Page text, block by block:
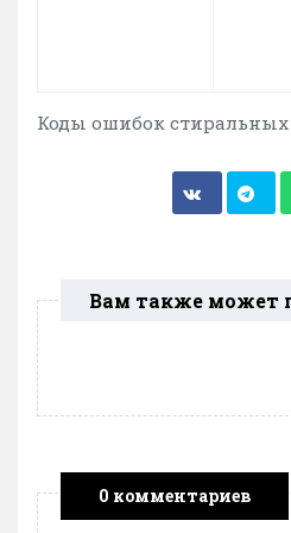
Коды ошибок
Вам также может
0 комментариев